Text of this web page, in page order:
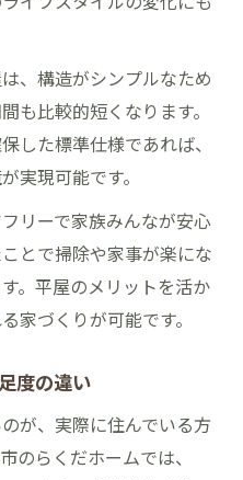
、構造がシンプルなため
も比較的短くなります。
した標準仕様であれば、
実現可能です。
リーで家族みんなが安心
とで掃除や家事が楽にな
。平屋のメリットを活か
家づくりが可能です。
度の違い
が、実際に住んでいる方
のらくだホームでは、